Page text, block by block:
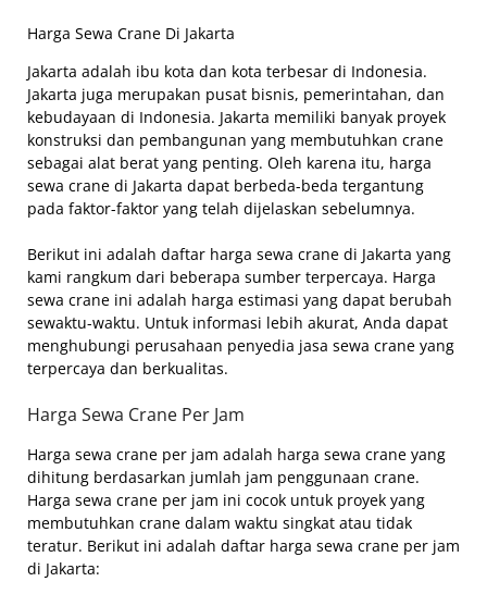
Harga Sewa Crane Di Jakarta
Jakarta adalah ibu kota dan kota terbesar di Indonesia.
Jakarta juga merupakan pusat bisnis, pemerintahan, dan
kebudayaan di Indonesia. Jakarta memiliki banyak proyek
konstruksi dan pembangunan yang membutuhkan crane
sebagai alat berat yang penting. Oleh karena itu, harga
sewa crane di Jakarta dapat berbeda-beda tergantung
pada faktor-faktor yang telah dijelaskan sebelumnya.
Berikut ini adalah daftar harga sewa crane di Jakarta yang
kami rangkum dari beberapa sumber terpercaya. Harga
sewa crane ini adalah harga estimasi yang dapat berubah
sewaktu-waktu. Untuk informasi lebih akurat, Anda dapat
menghubungi perusahaan penyedia jasa sewa crane yang
terpercaya dan berkualitas.
Harga Sewa Crane Per Jam
Harga sewa crane per jam adalah harga sewa crane yang
dihitung berdasarkan jumlah jam penggunaan crane.
Harga sewa crane per jam ini cocok untuk proyek yang
membutuhkan crane dalam waktu singkat atau tidak
teratur. Berikut ini adalah daftar harga sewa crane per jam
di Jakarta: